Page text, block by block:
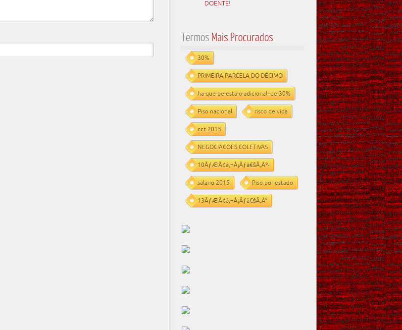
DOENTE!
Termos Mais Procurados
30%
PRIMEIRA PARCELA DO DÉCIMO
ha-que-pe-esta-o-adicional--de-30%
Piso nacional risco de vida
cct 2015
NEGOCIACOES COLETIVAS
10ÃƒÆ’Ã¢â‚¬Å¡Ãƒâ€šÃ‚Âº-
salario 2015 Piso por estado
13ÃƒÆ’Ã¢â‚¬Å¡Ãƒâ€šÃ‚Â°